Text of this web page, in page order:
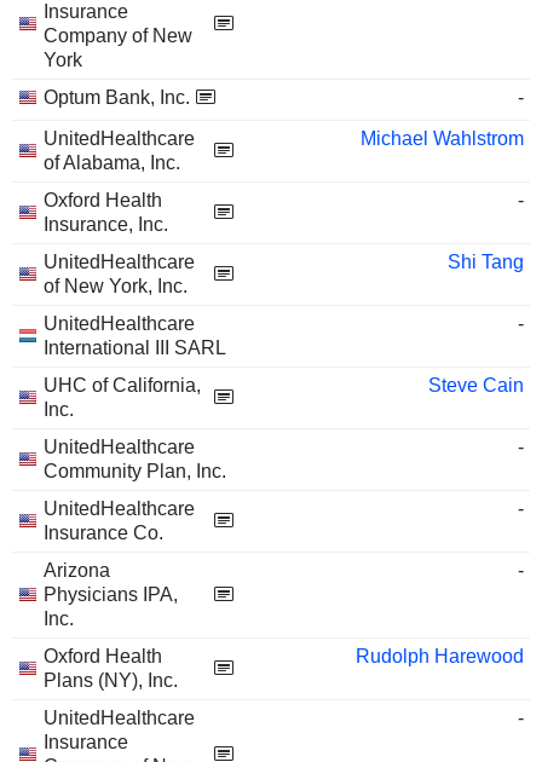
Insurance
Company of New
York
Optum Bank, Inc.
-
UnitedHealthcare
of Alabama, Inc.
Michael Wahlstrom
Oxford Health
Insurance, Inc.
-
UnitedHealthcare
of New York, Inc.
Shi Tang
UnitedHealthcare
International III SARL
-
UHC of California,
Inc.
Steve Cain
UnitedHealthcare
Community Plan, Inc.
-
UnitedHealthcare
Insurance Co.
-
Arizona
Physicians IPA,
Inc.
-
Oxford Health
Plans (NY), Inc.
Rudolph Harewood
UnitedHealthcare
Insurance
-